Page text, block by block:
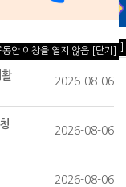
동안 이창을 열지 않음[닫기]
동안 이창을 열지 않음 [닫기]
홍보마당
2026-08-06
2026-08-06
2026-08-06